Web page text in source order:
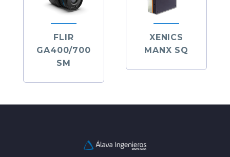
FLIR
GA400/700
SM
XENICS
MANX SQ